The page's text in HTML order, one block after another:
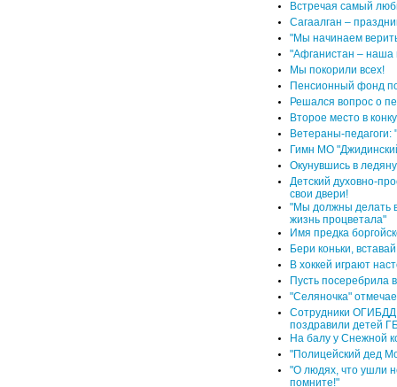
Встречая самый
Сагаалган –
"Мы начинаем
"Афганистан – наша
Мы покорили всех!
Пенсионный фонд
Решался вопрос о
Второе место в
Ветераны-
Гимн МО
Окунувшись в
Детский духовно-
свои двери!
"Мы должны делать
жизнь процветала"
Имя предка
Бери коньки,
В хоккей играют
Пусть посеребрила
"Селяночка"
Сотрудники
поздравили детей
На балу у Снежной
"Полицейский дед
"О людях, что ушли
помните!"